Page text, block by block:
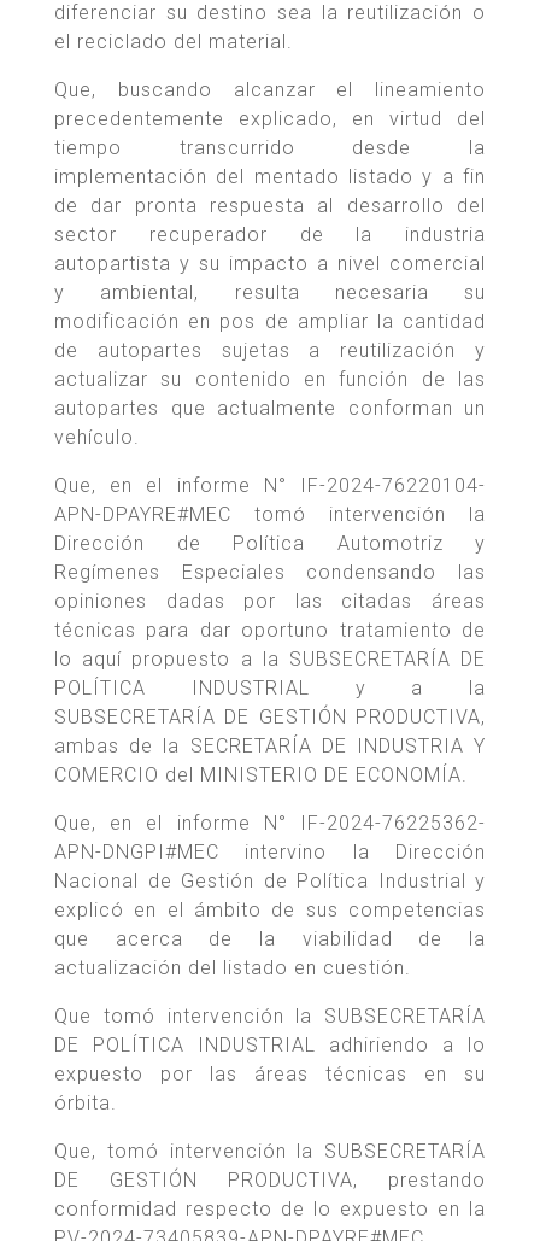
diferenciar su destino sea la reutilización o
el reciclado del material.
Que, buscando alcanzar el lineamiento
precedentemente explicado, en virtud del
tiempo transcurrido desde la
implementación del mentado listado y a fin
de dar pronta respuesta al desarrollo del
sector recuperador de la industria
autopartista y su impacto a nivel comercial
y ambiental, resulta necesaria su
modificación en pos de ampliar la cantidad
de autopartes sujetas a reutilización y
actualizar su contenido en función de las
autopartes que actualmente conforman un
vehículo.
Que, en el informe N° IF-2024-76220104-
APN-DPAYRE#MEC tomó intervención la
Dirección de Política Automotriz y
Regímenes Especiales condensando las
opiniones dadas por las citadas áreas
técnicas para dar oportuno tratamiento de
lo aquí propuesto a la SUBSECRETARÍA DE
POLÍTICA INDUSTRIAL y a la
SUBSECRETARÍA DE GESTIÓN PRODUCTIVA,
ambas de la SECRETARÍA DE INDUSTRIA Y
COMERCIO del MINISTERIO DE ECONOMÍA.
Que, en el informe N° IF-2024-76225362-
APN-DNGPI#MEC intervino la Dirección
Nacional de Gestión de Política Industrial y
explicó en el ámbito de sus competencias
que acerca de la viabilidad de la
actualización del listado en cuestión.
Que tomó intervención la SUBSECRETARÍA
DE POLÍTICA INDUSTRIAL adhiriendo a lo
expuesto por las áreas técnicas en su
órbita.
Que, tomó intervención la SUBSECRETARÍA
DE GESTIÓN PRODUCTIVA, prestando
conformidad respecto de lo expuesto en la